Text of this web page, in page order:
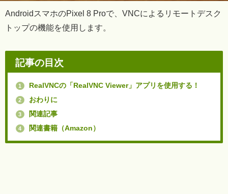
AndroidスマホのPixel 8 Proで、VNCによるリモートデスク
トップの機能を使用します。
記事の目次
1 RealVNCの「RealVNC Viewer」アプリを使用する！
2 おわりに
3 関連記事
4 関連書籍（Amazon）